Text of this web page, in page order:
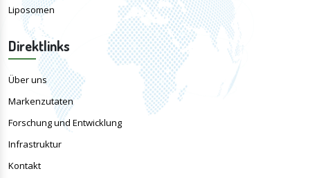
Liposomen
Direktlinks
Über uns
Markenzutaten
Forschung und Entwicklung
Infrastruktur
Kontakt